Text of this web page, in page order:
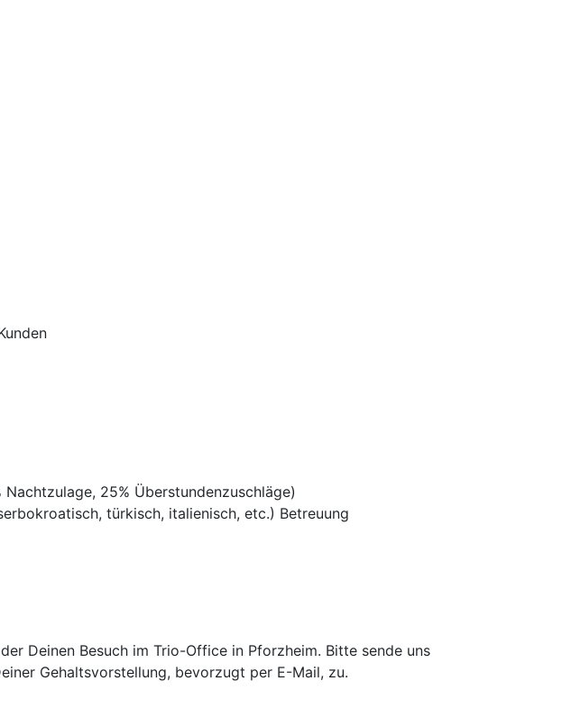
25% Überstundenzuschläge)
türkisch, italienisch, etc.) Betreuung
Deinen Besuch im Trio-Office in Pforzheim. Bitte sende uns
Gehaltsvorstellung, bevorzugt per E-Mail, zu.